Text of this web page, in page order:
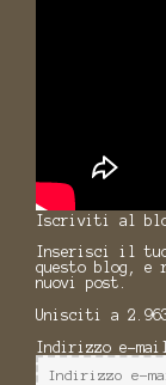
Iscriviti al
Inserisci il
questo blog, e
nuovi post.
Unisciti a
Indirizzo e-mail